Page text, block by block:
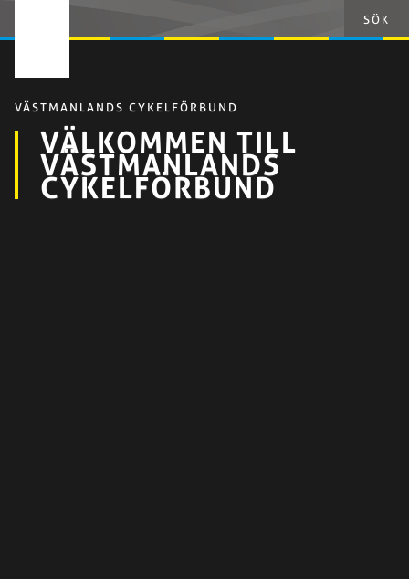
SÖK
VÄSTMANLANDS CYKELFÖRBUND
VÄLKOMMEN TILL
VÄSTMANLANDS
CYKELFÖRBUND